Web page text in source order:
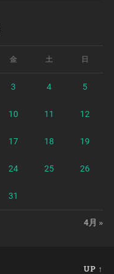
金 土 日
3 4 5
10 11 12
17 18 19
24 25 26
31
4月 »
UP ↑